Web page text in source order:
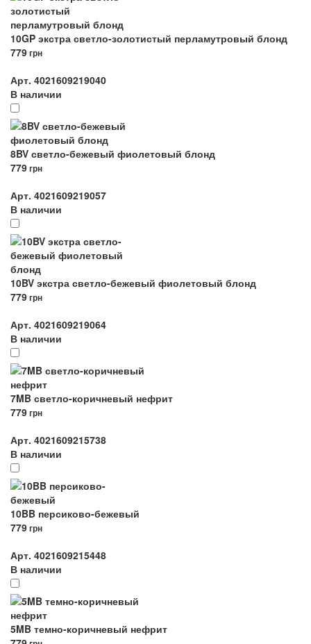
10GP экстра светло-золотистый перламутровый блонд
779грн
Арт. 4021609219040
В наличии
8BV светло-бежевый фиолетовый блонд
779грн
Арт. 4021609219057
В наличии
10BV экстра светло-бежевый фиолетовый блонд
779грн
Арт. 4021609219064
В наличии
7MB светло-коричневый нефрит
779грн
Арт. 4021609215738
В наличии
10BB персиково-бежевый
779грн
Арт. 4021609215448
В наличии
5MB темно-коричневый нефрит